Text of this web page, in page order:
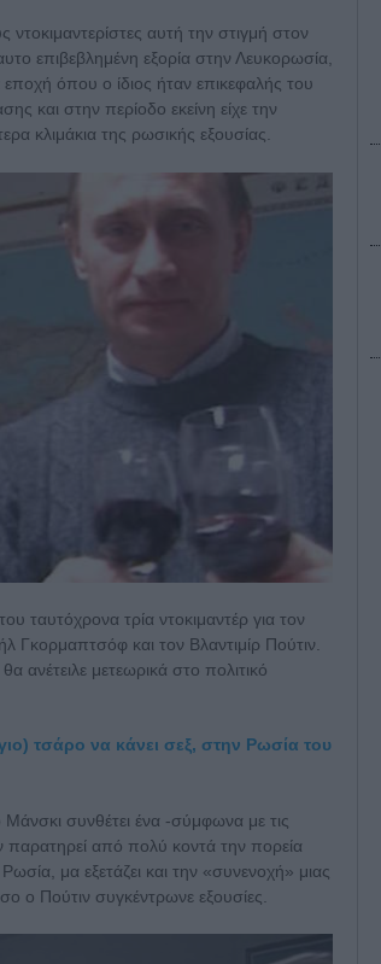
ντοκιμαντερίστες αυτή την στιγμή στον
επιβεβλημένη εξορία στην Λευκορωσία,
όπου ο ίδιος ήταν επικεφαλής του
και στην περίοδο εκείνη είχε την
κλιμάκια της ρωσικής εξουσίας.
ταυτόχρονα τρία ντοκιμαντέρ για τον
Γκορμαπτσόφ και τον Βλαντιμίρ Πούτιν.
ανέτειλε μετεωρικά στο πολιτικό
τσάρο να κάνει σεξ, στην Ρωσία του
συνθέτει ένα -σύμφωνα με τις
παρατηρεί από πολύ κοντά την πορεία
μα εξετάζει και την «συνενοχή» μιας
ο Πούτιν συγκέντρωνε εξουσίες.